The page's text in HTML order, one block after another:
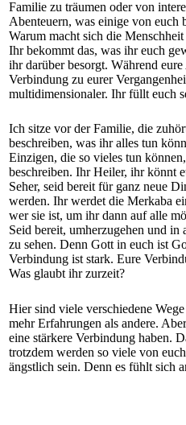
Familie zu träumen oder von
Abenteuern, was einige von euch
Warum macht sich die
Ihr bekommt das, was ihr euch
ihr darüber besorgt. Während
Verbindung zu eurer
multidimensionaler. Ihr füllt euch
Ich sitze vor der Familie, die
beschreiben, was ihr alles tun
Einzigen, die so vieles tun
beschreiben. Ihr Heiler, ihr könnt
Seher, seid bereit für ganz neue
werden. Ihr werdet die Merkaba
wer sie ist, um ihr dann auf alle
Seid bereit, umherzugehen und
zu sehen. Denn Gott in euch ist
Verbindung ist stark. Eure
Was glaubt ihr zurzeit?
Hier sind viele verschiedene
mehr Erfahrungen als andere.
eine stärkere Verbindung haben.
trotzdem werden so viele von
ängstlich sein. Denn es fühlt sich